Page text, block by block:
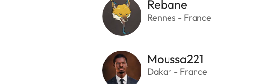
Rebane
Rennes - France
Moussa221
Dakar - France